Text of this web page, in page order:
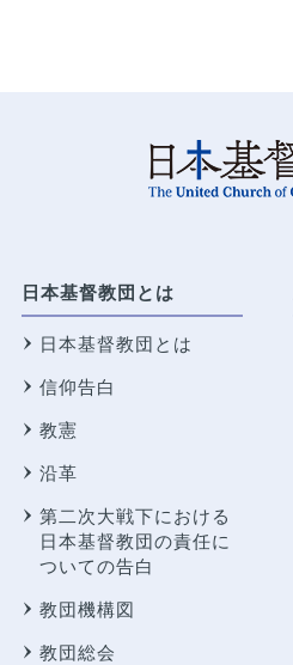
日本基督教団とは
日本基督教団とは
信仰告白
教憲
沿革
第二次大戦下における
日本基督教団の責任に
ついての告白
教団機構図
教団総会